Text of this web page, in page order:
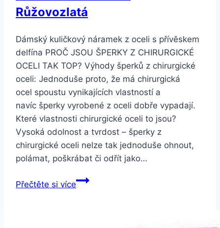
Růžovozlatá
Dámský kuličkový náramek z oceli s přívěskem
delfína PROČ JSOU ŠPERKY Z CHIRURGICKÉ
OCELI TAK TOP? Výhody šperků z chirurgické
oceli: Jednoduše proto, že má chirurgická
ocel spoustu vynikajících vlastností a
navíc šperky vyrobené z oceli dobře vypadají.
Které vlastnosti chirurgické oceli to jsou?
Vysoká odolnost a tvrdost – šperky z
chirurgické oceli nelze tak jednoduše ohnout,
polámat, poškrábat či odřít jako…
Přečtěte si víceSmartuj